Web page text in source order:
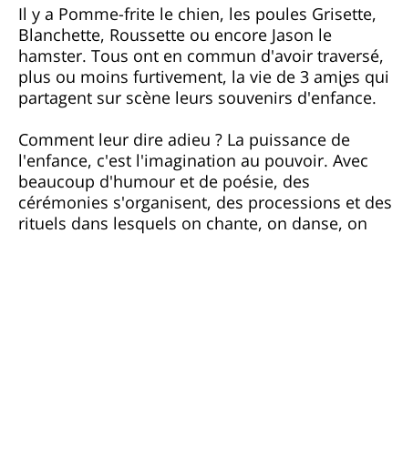
Il y a Pomme-frite le chien, les poules Grisette,
Blanchette, Roussette ou encore Jason le
hamster. Tous ont en commun d'avoir traversé,
plus ou moins furtivement, la vie de 3 ami·es qui
partagent sur scène leurs souvenirs d'enfance.
Comment leur dire adieu ? La puissance de
l'enfance, c'est l'imagination au pouvoir. Avec
beaucoup d'humour et de poésie, des
cérémonies s'organisent, des processions et des
rituels dans lesquels on chante, on danse, on
coloré. La perte de la boule de poils, de plumes
ou d'écailles, se transforme en aventure. Une
traversée pleine de tendresse qui invite à voir à